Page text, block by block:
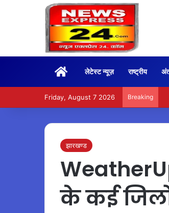
Homeलेटेस्ट न्यूज़ राष्ट्रीय
Friday, August 7 2026 Breaking
झारखण्ड
के कई